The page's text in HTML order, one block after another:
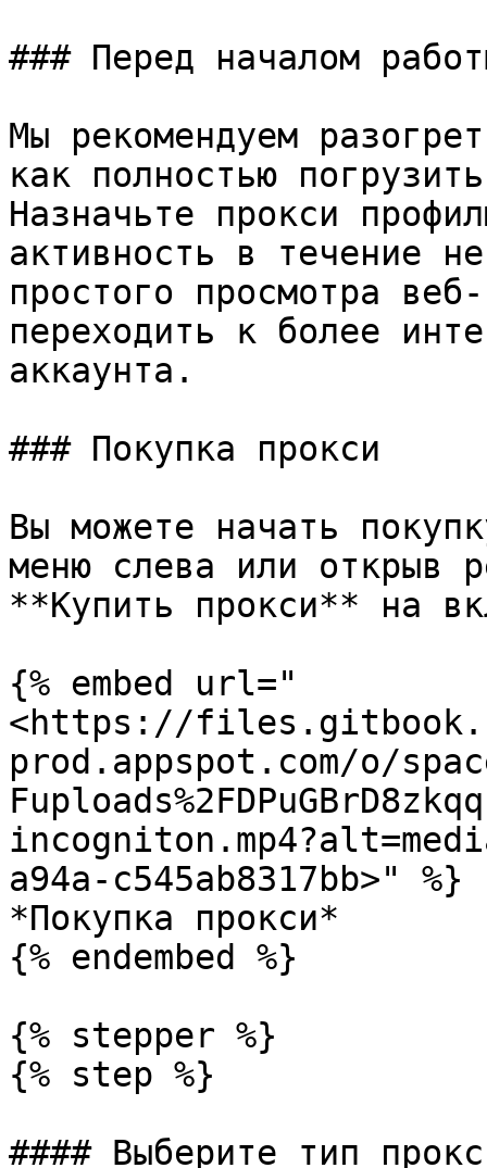
### Перед началом
Мы рекомендуем
как полностью
Назначьте прокси
активность в течение
простого просмотра
переходить к более
аккаунта.
### Покупка прокси
Вы можете начать
меню слева или открыв
**Купить прокси** на
{% embed url="
<https://
prod.appspot.com/o/
a94a-c545ab8317bb>" %}
*Покупка прокси*
{% endembed %}
{% stepper %}
{% step %}
#### Выберите тип